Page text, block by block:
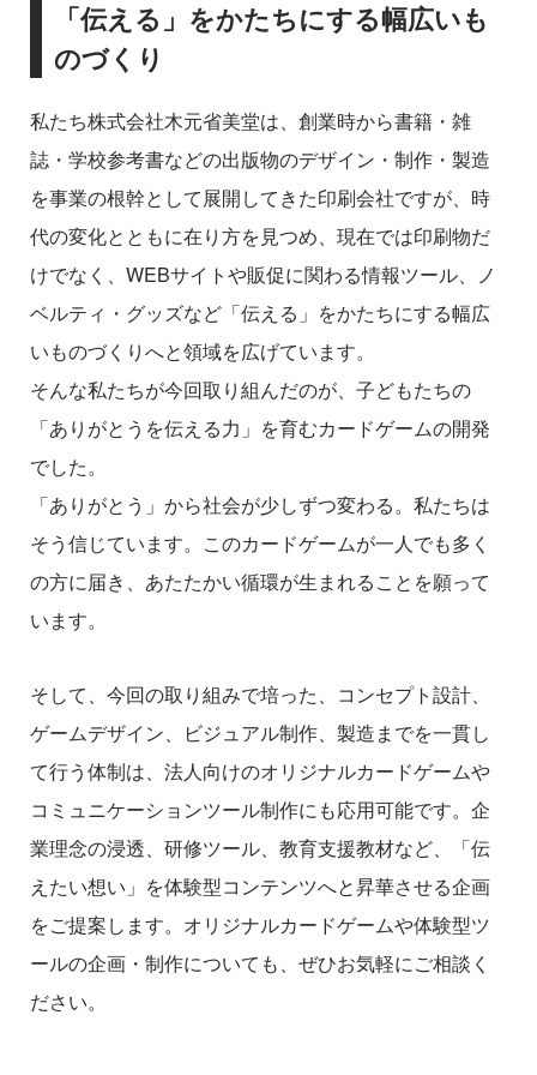
「伝える」をかたちにする幅広いも
のづくり
私たち株式会社木元省美堂は、創業時から書籍・雑
誌・学校参考書などの出版物のデザイン・制作・製造
を事業の根幹として展開してきた印刷会社ですが、時
代の変化とともに在り方を見つめ、現在では印刷物だ
けでなく、WEBサイトや販促に関わる情報ツール、ノ
ベルティ・グッズなど「伝える」をかたちにする幅広
いものづくりへと領域を広げています。
そんな私たちが今回取り組んだのが、子どもたちの
「ありがとうを伝える力」を育むカードゲームの開発
でした。
「ありがとう」から社会が少しずつ変わる。私たちは
そう信じています。このカードゲームが一人でも多く
の方に届き、あたたかい循環が生まれることを願って
います。
そして、今回の取り組みで培った、コンセプト設計、
ゲームデザイン、ビジュアル制作、製造までを一貫し
て行う体制は、法人向けのオリジナルカードゲームや
コミュニケーションツール制作にも応用可能です。企
業理念の浸透、研修ツール、教育支援教材など、「伝
えたい想い」を体験型コンテンツへと昇華させる企画
をご提案します。オリジナルカードゲームや体験型ツ
ールの企画・制作についても、ぜひお気軽にご相談く
ださい。